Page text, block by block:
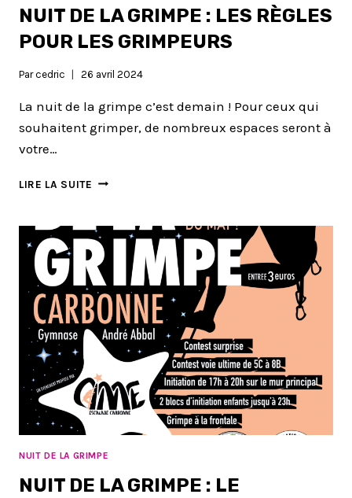
NUIT DE LA GRIMPE : LES RÈGLES
POUR LES GRIMPEURS
Par cedric 26 avril 2024
La nuit de la grimpe c’est demain ! Pour ceux qui
souhaitent grimper, de nombreux espaces seront à
votre…
LIRE LA SUITE NUIT
GRIMPE
LES
RÈGLES
POUR
LES
GRIMPEURS
NUIT DE LA GRIMPE
NUIT DE LA GRIMPE : LE